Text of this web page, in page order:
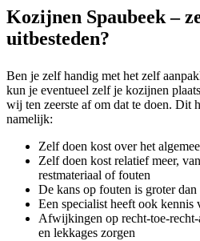
Kozijnen Spaubeek –
uitbesteden?
Ben je zelf handig met het zelf
kun je eventueel zelf je kozijnen
wij ten zeerste af om dat te doen. Dit
namelijk:
Zelf doen kost over het
Zelf doen kost relatief meer,
restmateriaal of fouten
De kans op fouten is groter
Een specialist heeft ook kennis
Afwijkingen op recht-toe-
en lekkages zorgen